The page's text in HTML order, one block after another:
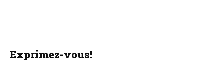
Exprimez-vous!